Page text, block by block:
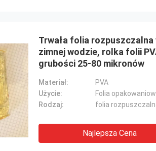
Trwała folia rozpuszczalna
zimnej wodzie, rolka folii
grubości 25-80 mikronów
Materiał:
PVA
Użycie:
Folia
Rodzaj:
Najlepsza Cena